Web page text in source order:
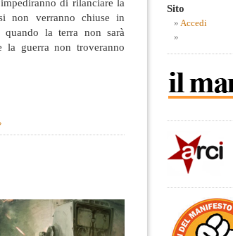
di rilanciare la
non verranno chiuse in
la terra non sarà
guerra non troveranno
Sito
Accedi